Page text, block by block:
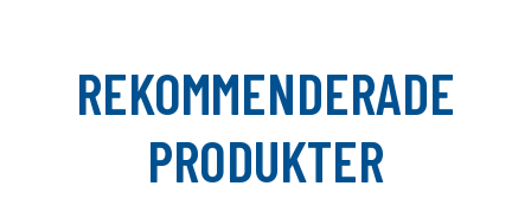
REKOMMENDERADE
PRODUKTER